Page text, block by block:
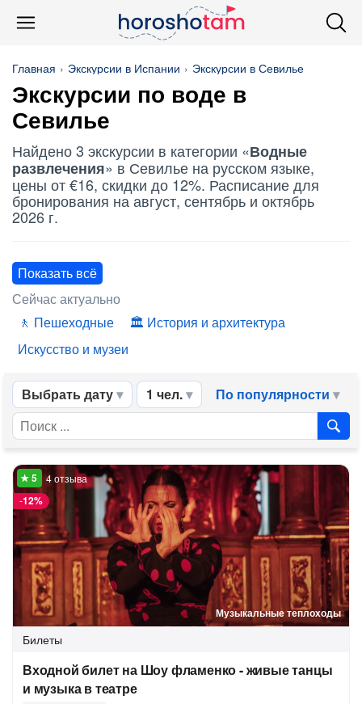
Главная Экскурсии в Испании Экскурсии в Севилье
Экскурсии по воде в
Севилье
Найдено 3 экскурсии в категории «Водные
развлечения» в Севилье на русском языке,
цены от €16, скидки до 12%. Расписание для
бронирования на август, сентябрь и октябрь
2026 г.
Показать всё
Сейчас актуально
Пешеходные
История и архитектура
Искусство и музеи
Выбрать дату 1 чел. По популярности
Музыкальные теплоходы
-12%
4 отзыва
Билеты
Входной билет на Шоу фламенко - живые танцы
и музыка в театре